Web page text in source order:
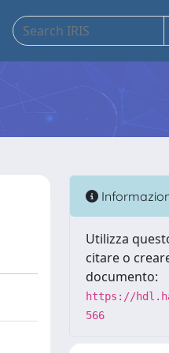
Utilizza
citare o
documento:
https://
566